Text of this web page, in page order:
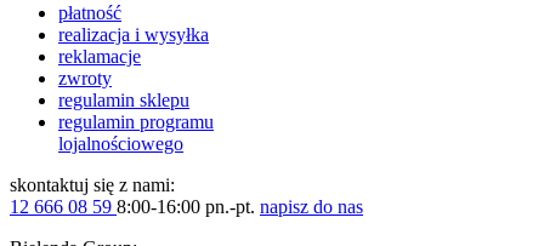
płatność
realizacja i wysyłka
reklamacje
zwroty
regulamin sklepu
regulamin programu
lojalnościowego
skontaktuj się z nami:
12 666 08 59 8:00-16:00 pn.-pt. napisz do nas